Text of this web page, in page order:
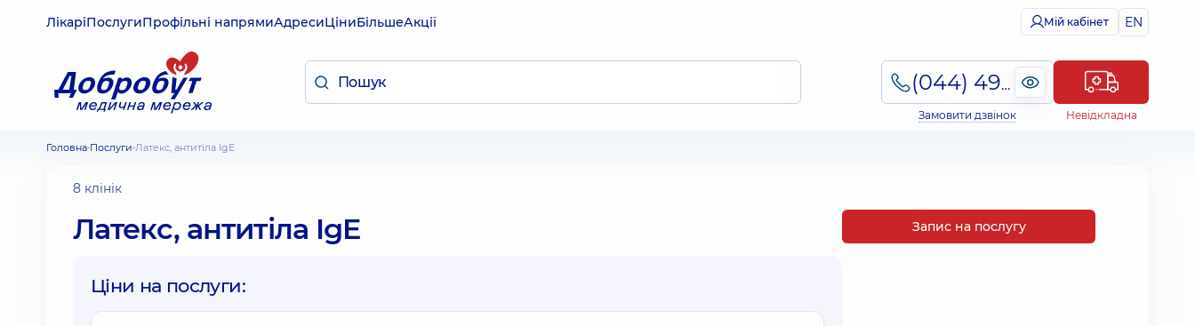
ЛікаріПослугиПрофільні напрямиАдресиЦіниБільшеАкції Мій кабінет EN
(044) 495-2-888
Замовити дзвінок Невідкладна
Головна Послуги Латекс, антитіла IgE
8 клінік
Латекс, антитіла IgE
Ціни на послуги:
Запис на послугу